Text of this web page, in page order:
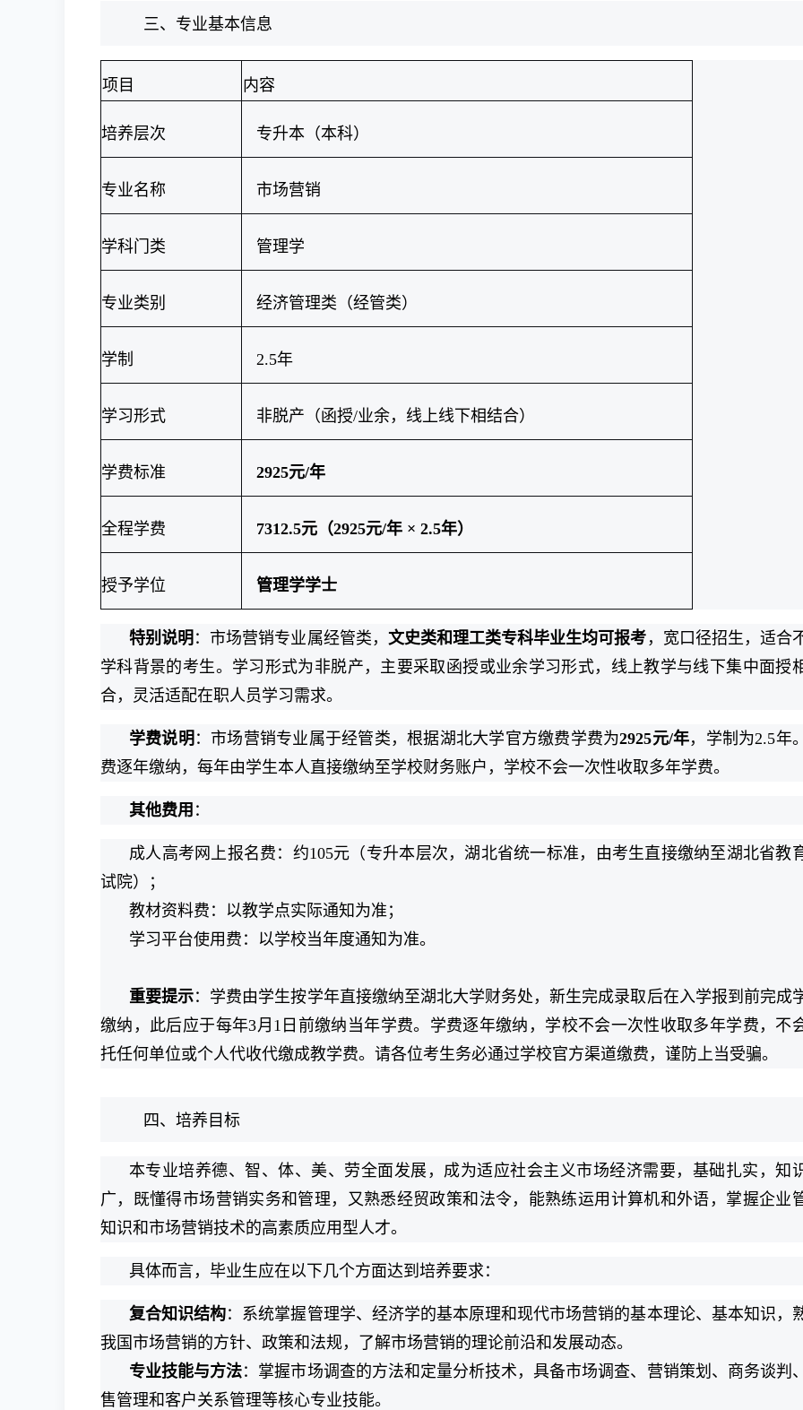
三、专业基本信息
项目 内容
培养层次 专升本（本科）
专业名称 市场营销
学科门类 管理学
专业类别 经济管理类（经管类）
学制 2.5年
学习形式 非脱产（函授/业余，线上线下相结合）
学费标准 2925元/年
全程学费 7312.5元（2925元/年 × 2.5年）
授予学位 管理学学士
特别说明 ：市场营销专业属经管类， 文史类和理工类专科毕业生均可报考 ，宽口径招生，适合
学科背景的考生。学习形式为非脱产，主要采取函授或业余学习形式，线上教学与线下集中面授
合，灵活适配在职人员学习需求。
学费说明 ：市场营销专业属于经管类，根据湖北大学官方缴费学费为2925元/年，学制为2.5年
费逐年缴纳，每年由学生本人直接缴纳至学校财务账户，学校不会一次性收取多年学费。
其他费用 ：
成人高考网上报名费：约105元（专升本层次，湖北省统一标准，由考生直接缴纳至湖北省教
试院）；
教材资料费：以教学点实际通知为准；
学习平台使用费：以学校当年度通知为准。
重要提示：学费由学生按学年直接缴纳至湖北大学财务处，新生完成录取后在入学报到前完成
缴纳，此后应于每年3月1日前缴纳当年学费。学费逐年缴纳，学校不会一次性收取多年学费，不
托任何单位或个人代收代缴成教学费。请各位考生务必通过学校官方渠道缴费，谨防上当受骗。
四、培养目标
本专业培养德、智、体、美、劳全面发展，成为适应社会主义市场经济需要，基础扎实，知
广，既懂得市场营销实务和管理，又熟悉经贸政策和法令，能熟练运用计算机和外语，掌握企业
知识和市场营销技术的高素质应用型人才。
具体而言，毕业生应在以下几个方面达到培养要求：
复合知识结构：系统掌握管理学、经济学的基本原理和现代市场营销的基本理论、基本知识，
我国市场营销的方针、政策和法规，了解市场营销的理论前沿和发展动态。
专业技能与方法：掌握市场调查的方法和定量分析技术，具备市场调查、营销策划、商务谈判
售管理和客户关系管理等核心专业技能。